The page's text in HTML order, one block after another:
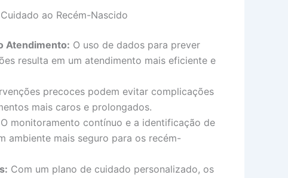
ao Recém-Nascido
Atendimento: O uso de dados para prever
resulta em um atendimento mais eficiente e
precoces podem evitar complicações
mais caros e prolongados.
O monitoramento contínuo e a identificação de
ambiente mais seguro para os recém-
Com um plano de cuidado personalizado, os